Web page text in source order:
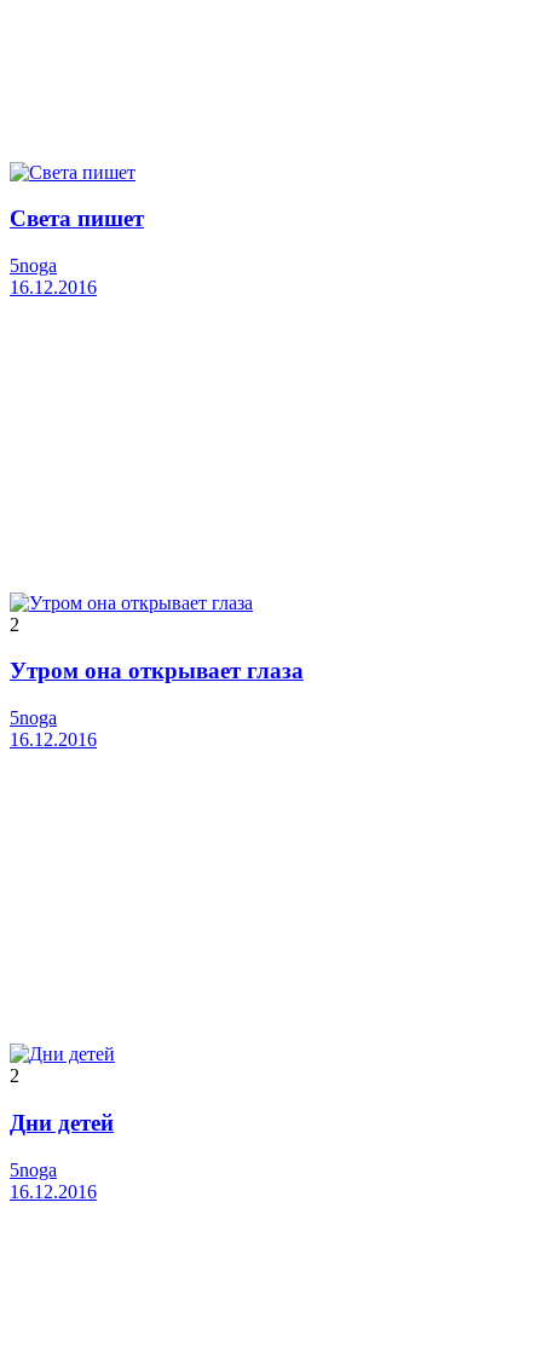
Света пишет
5noga
16.12.2016
2
Утром она открывает глаза
5noga
16.12.2016
2
Дни детей
5noga
16.12.2016